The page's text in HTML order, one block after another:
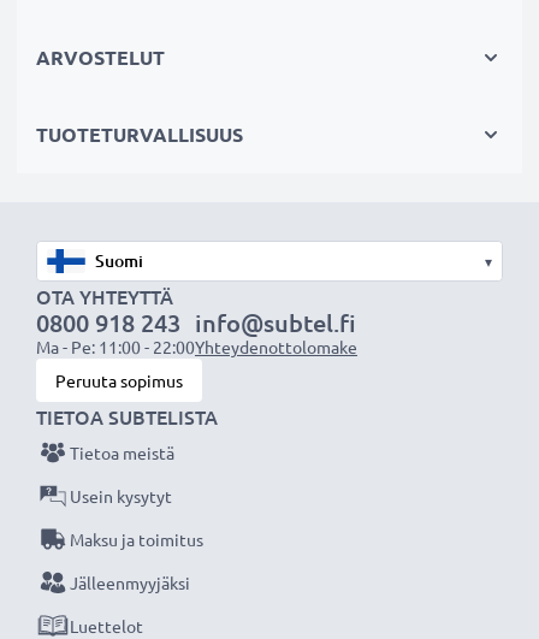
✔ Lisää värikylläisyyttä ja kontrastia ja tuo esiin
✔ Tekee sateenkaaren värit näkyvämmiksi
✔ Saa taivaan näyttämään sinisemmältä ja pilvet
valkoisemmilta
✔ Vähentää sinistä usvaa maisemakuvissa ja
teleobjektiivilla kuvattaessa
Laadukas, moninkertaisesti pinnoitettu lasi ja
säädettävä polarisaatio
✔ Värineutraali lasi heijastamattomalla pinnoitteella
halutun valon taittumisen saamiseksi
ARVOSTELUT
TUOTETURVALLISUUS
▾
OTA YHTEYTTÄ
0800 918 243
Ma - Pe: 11:00 - 22:00
info@subtel.fi
Yhteydenottolomake
Peruuta sopimus
TIETOA SUBTELISTA
Tietoa meistä
Usein kysytyt
Maksu ja toimitus
Jälleenmyyjäksi
Luettelot